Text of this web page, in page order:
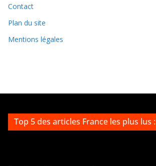
v
e
Contact
Plan du site
Mentions légales
Top 5 des articles France les plus lus :